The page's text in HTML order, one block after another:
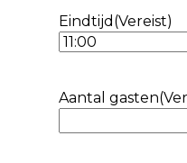
Eindtijd (Vereist)
Aantal gasten